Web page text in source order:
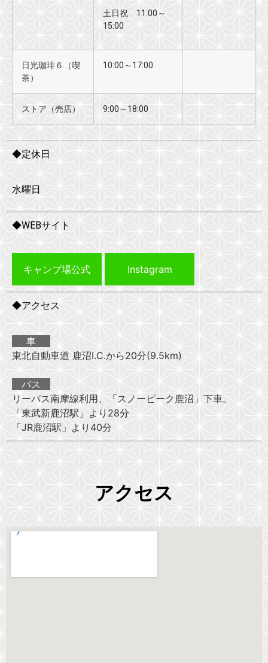
土日祝 11:00～
15:00
日光珈琲６（喫
茶）
10:00～17:00
ストア（売店） 9:00～18:00
◆定休日
水曜日
◆WEBサイト
キャンプ場公式 Instagram
◆アクセス
車
東北自動車道 鹿沼I.C.から20分(9.5km)
バス
リーバス南摩線利用、「スノーピーク鹿沼」下車。
「東武新鹿沼駅」より28分
「JR鹿沼駅」より40分
アクセス